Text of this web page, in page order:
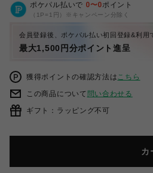
ポケパル払いで 0〜0ポイント
（1P=1円）※キャンペーン分除く
会員登録後、ポケパル払い初回登録&利用
最大1,500円分ポイント進呈
獲得ポイントの確認方法はこちら
この商品について 問い合わせる
ギフト：ラッピング不可
カ